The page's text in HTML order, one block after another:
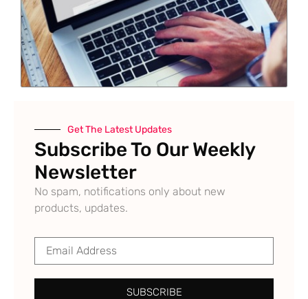
Get The Latest Updates
Subscribe To Our Weekly
Newsletter
No spam, notifications only about new
products, updates.
SUBSCRIBE